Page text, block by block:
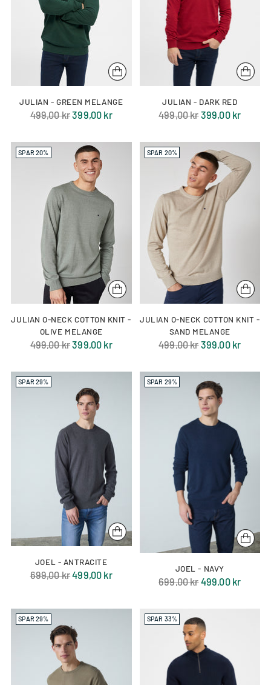
JULIAN - GREEN MELANGE
Normal
499,00 kr399,00 kr
JULIAN - DARK RED
Normal
499,00 kr399,00 kr
SPAR 20%
JULIAN O-NECK COTTON KNIT -
OLIVE MELANGE
Normal
499,00 kr399,00 kr
SPAR 20%
JULIAN O-NECK COTTON KNIT -
SAND MELANGE
Normal
499,00 kr399,00 kr
SPAR 29%
JOEL - ANTRACITE
Normal
699,00 kr499,00 kr
SPAR 29%
JOEL - NAVY
Normal
699,00 kr499,00 kr
SPAR 29% SPAR 33%